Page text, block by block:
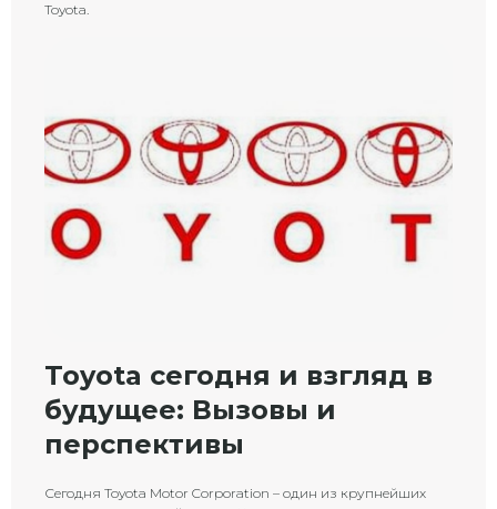
Toyota.
Toyota сегодня и взгляд в
будущее: Вызовы и
перспективы
Сегодня Toyota Motor Corporation – один из крупнейших